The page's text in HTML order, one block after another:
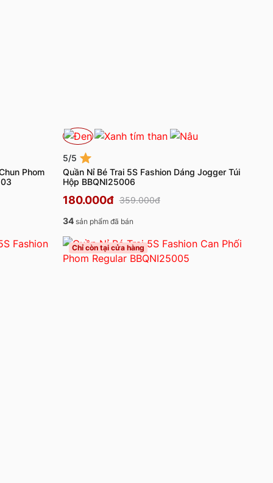
Phom
5/5
Quần Nỉ Bé Trai 5S Fashion Dáng Jogger Túi
Hộp BBQNI25006
180.000đ 359.000đ
34sản phẩm đã bán
Chỉ còn tại cửa hàng